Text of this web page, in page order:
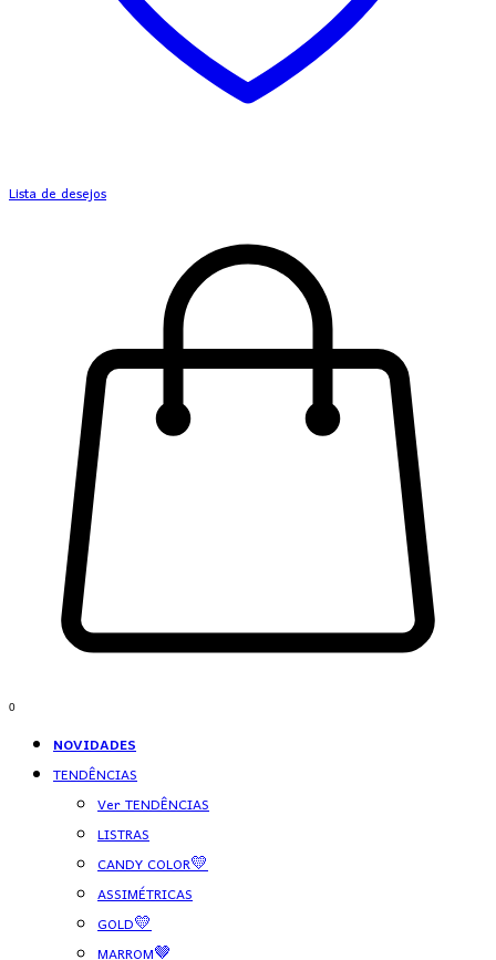
Lista de desejos
0
NOVIDADES
TENDÊNCIAS
Ver TENDÊNCIAS
LISTRAS
CANDY COLOR💛
ASSIMÉTRICAS
GOLD💛